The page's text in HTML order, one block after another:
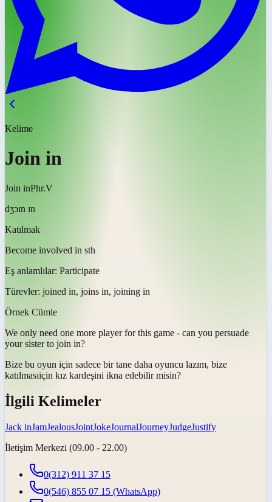
Kelime
Join in
Join inPhr.V
dʒɔɪn ɪn
Katılmak
Become involved in sth
Eş anlamlılar: Participate
Türevler: joined in, joins in, joining in
Örnek Cümle
We only need one more player for this game - can you persuade
your sister to join in?
Bize bu oyun için sadece bir tane daha oyuncu lazım, bize
katılmasıiçin kız kardeşini ikna edebilir misin?
İlgili Kelimeler
Jack inJamJealousJointJokeJournalJourneyJudgeJustify
İletişim Merkezi (09.00 - 22.00)
0(312) 911 37 15
0(546) 855 07 15 (WhatsApp)